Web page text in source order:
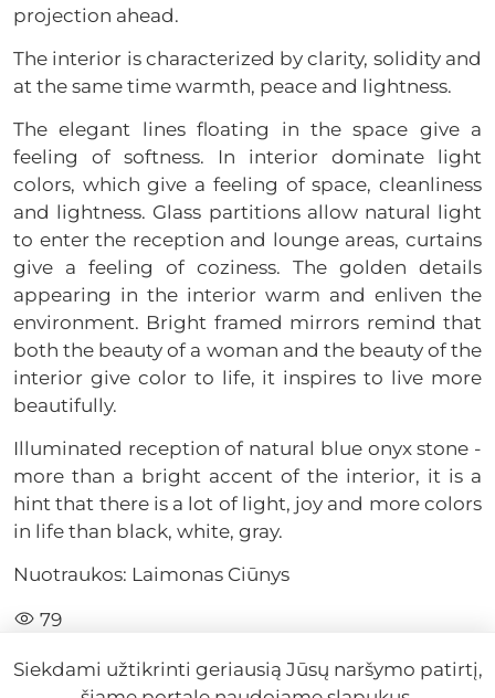
projection ahead.
The interior is characterized by clarity, solidity and
at the same time warmth, peace and lightness.
The elegant lines floating in the space give a
feeling of softness. In interior dominate light
colors, which give a feeling of space, cleanliness
and lightness. Glass partitions allow natural light
to enter the reception and lounge areas, curtains
give a feeling of coziness. The golden details
appearing in the interior warm and enliven the
environment. Bright framed mirrors remind that
both the beauty of a woman and the beauty of the
interior give color to life, it inspires to live more
beautifully.
Illuminated reception of natural blue onyx stone -
more than a bright accent of the interior, it is a
hint that there is a lot of light, joy and more colors
in life than black, white, gray.
Nuotraukos: Laimonas Ciūnys
79
Siekdami užtikrinti geriausią Jūsų naršymo patirtį,